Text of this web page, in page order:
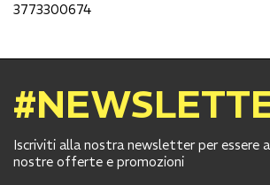
3773300674
Iscriviti alla nostra newsletter per essere
nostre offerte e promozioni